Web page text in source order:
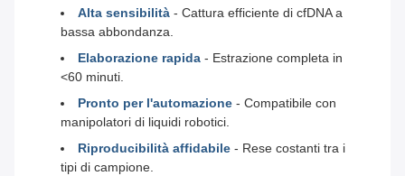
Alta sensibilità - Cattura efficiente di cfDNA a
bassa abbondanza.
Elaborazione rapida - Estrazione completa in
<60 minuti.
Pronto per l'automazione - Compatibile con
manipolatori di liquidi robotici.
Riproducibilità affidabile - Rese costanti tra i
tipi di campione.